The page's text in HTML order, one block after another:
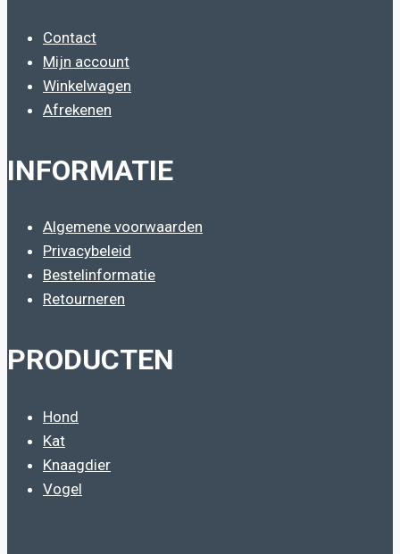
Contact
Mijn account
Winkelwagen
Afrekenen
INFORMATIE
Algemene voorwaarden
Privacybeleid
Bestelinformatie
Retourneren
PRODUCTEN
Hond
Kat
Knaagdier
Vogel